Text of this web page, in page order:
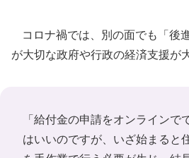
コロナ禍では、別の面でも「後
が大切な政府や行政の経済支援が
「給付金の申請をオンラインで
はいいのですが、いざ始まると